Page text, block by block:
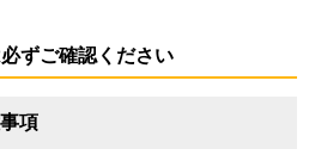
ずご確認ください
項